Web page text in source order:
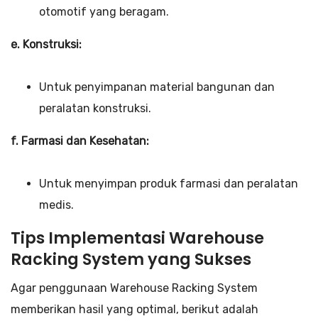
otomotif yang beragam.
e. Konstruksi:
Untuk penyimpanan material bangunan dan
peralatan konstruksi.
f. Farmasi dan Kesehatan:
Untuk menyimpan produk farmasi dan peralatan
medis.
Tips Implementasi Warehouse
Racking System yang Sukses
Agar penggunaan Warehouse Racking System
memberikan hasil yang optimal, berikut adalah